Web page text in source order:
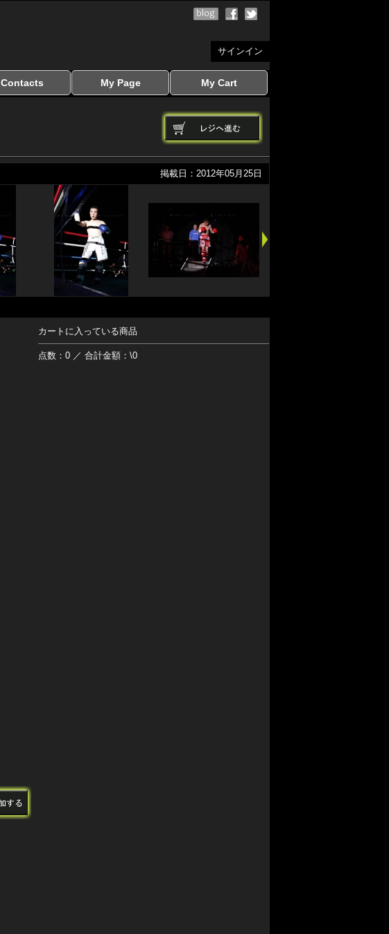
サインイン
Contacts My Page My Cart
カートを見る
掲載日：2012年05月25日
カートに入っている商品
点数：0 ／ 合計金額：\0